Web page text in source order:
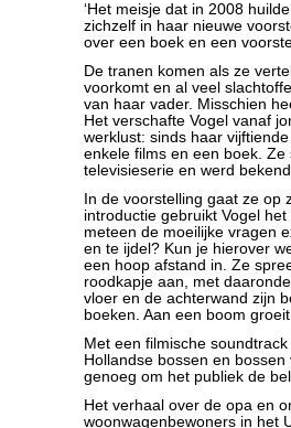
‘Het meisje dat in 2008
zichzelf in haar nieuwe
over een boek en een
De tranen komen als ze
voorkomt en al veel
van haar vader. Misschien
Het verschafte Vogel vanaf
werklust: sinds haar
enkele films en een boek.
televisieserie en werd
In de voorstelling gaat ze
introductie gebruikt Vogel
meteen de moeilijke vragen
en te ijdel? Kun je hierover
een hoop afstand in. Ze
roodkapje aan, met
vloer en de achterwand zijn
boeken. Aan een boom
Met een filmische
Hollandse bossen en
genoeg om het publiek de
Het verhaal over de opa en
woonwagenbewoners in het